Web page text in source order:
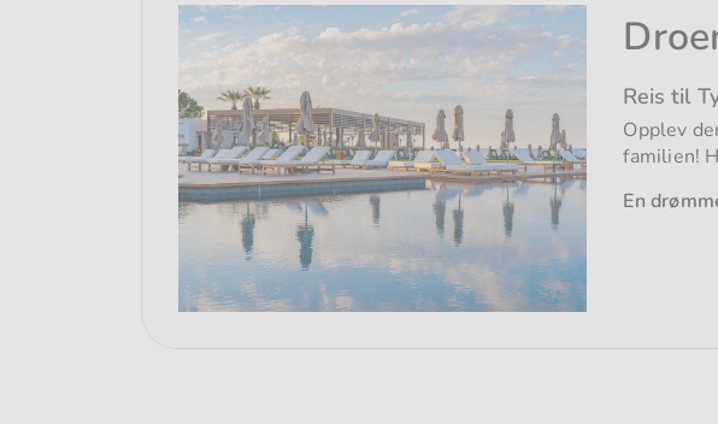
Reis til
Opplev
familien!
En